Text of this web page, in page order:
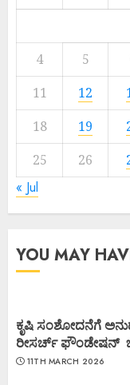
4
5
11
12
18
19
25
26
« Jul
YOU MAY
ಕೃಷಿ ಸಂಶೋದನೆಗೆ
ರೀಸರ್ಚ್ ಫೌಂಡೇಷನ್
11TH MARCH 2026